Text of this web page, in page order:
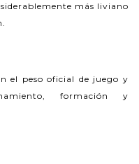
más liviano
el peso oficial de juego y
formación y